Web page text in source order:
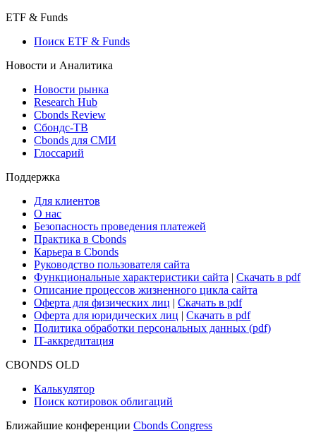
ETF & Funds
Поиск ETF & Funds
Новости и Аналитика
Новости рынка
Research Hub
Cbonds Review
Сбондс-ТВ
Cbonds для СМИ
Глоссарий
Поддержка
Для клиентов
О нас
Безопасность проведения платежей
Практика в Cbonds
Карьера в Cbonds
Руководство пользователя сайта
Функциональные характеристики сайта | Скачать в pdf
Описание процессов жизненного цикла сайта
Оферта для физических лиц | Скачать в pdf
Оферта для юридических лиц | Скачать в pdf
Политика обработки персональных данных (pdf)
IT-аккредитация
CBONDS OLD
Калькулятор
Поиск котировок облигаций
Ближайшие конференции Cbonds Congress